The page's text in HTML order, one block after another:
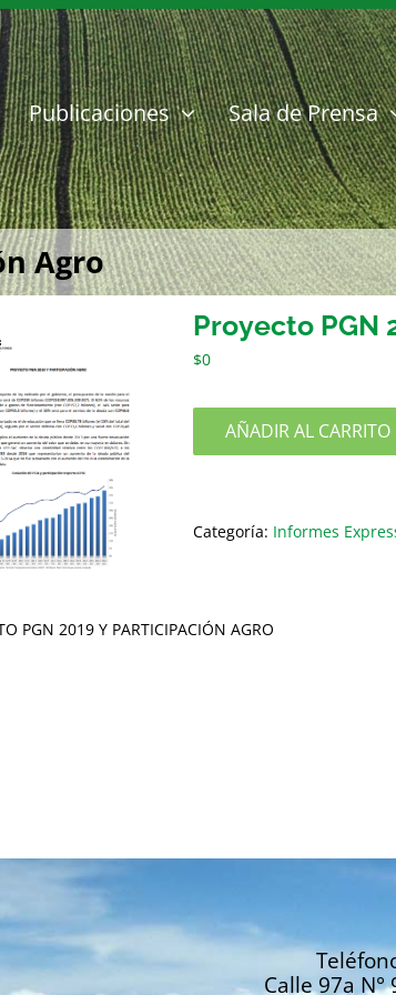
Publicaciones Sala de Prensa
Agro
Proyecto PGN
$0
AÑADIR AL CARRITO
Categoría: Informes
PGN 2019 Y PARTICIPACIÓN AGRO
Calle 97a